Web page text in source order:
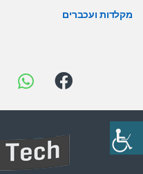
מקלדות ועכברים